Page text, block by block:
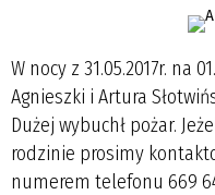
W nocy z 31.05.2017r. na
Agnieszki i Artura
Dużej wybuchł pożar.
rodzinie prosimy
numerem telefonu 669